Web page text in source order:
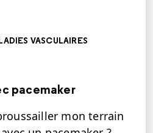
VASCULAIRES
pacemaker
mon terrain